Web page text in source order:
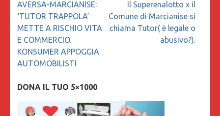
Navigazione
articoli
AVERSA-MARCIANISE:
‘TUTOR TRAPPOLA’
METTE A RISCHIO VITA
E COMMERCIO.
KONSUMER APPOGGIA
AUTOMOBILISTI
Il Superenalotto x il
Comune di Marcianise si
chiama Tutor( è legale o
abusivo?).
DONA IL TUO 5×1000